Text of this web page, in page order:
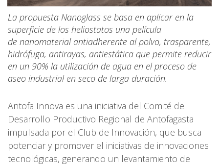
La propuesta Nanoglass se basa en aplicar en la
superficie de los heliostatos una película
de nanomaterial antiadherente al polvo, trasparente,
hidrófuga, antirayas, antiestática que permite reducir
en un 90% la utilización de agua en el proceso de
aseo industrial en seco de larga duración.
Antofa Innova es una iniciativa del Comité de
Desarrollo Productivo Regional de Antofagasta
impulsada por el Club de Innovación, que busca
potenciar y promover el iniciativas de innovaciones
tecnológicas, generando un levantamiento de